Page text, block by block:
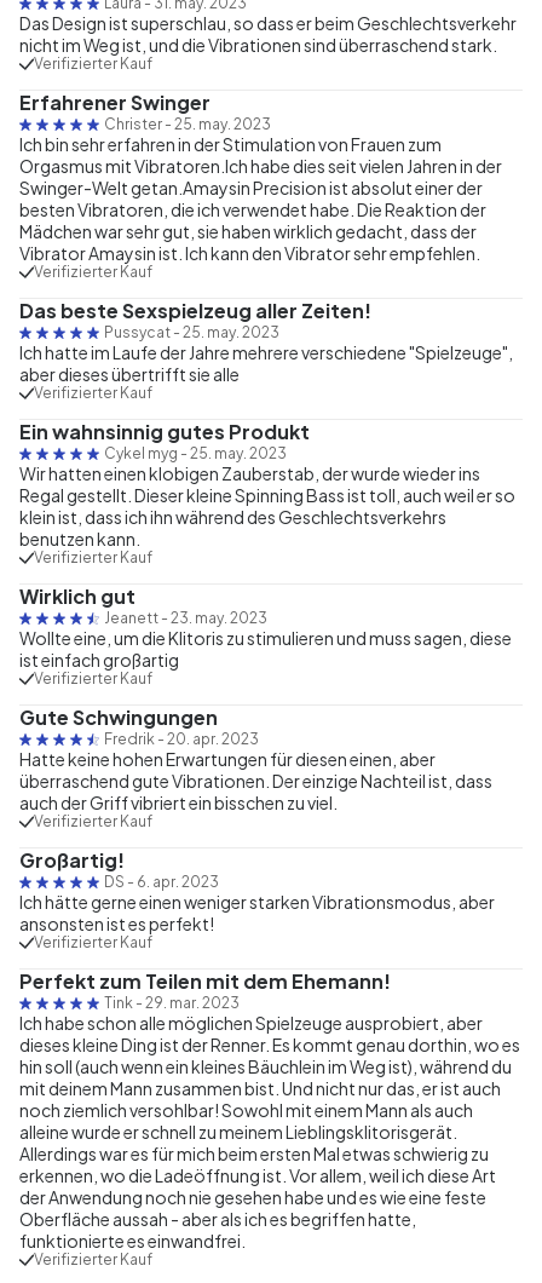
Das Design ist superschlau, so dass er beim Geschlechtsverkehr
nicht im Weg ist, und die Vibrationen sind überraschend stark.
Verifizierter Kauf
Erfahrener Swinger
Christer - 25. may. 2023
Ich bin sehr erfahren in der Stimulation von Frauen zum
Orgasmus mit Vibratoren.Ich habe dies seit vielen Jahren in der
Swinger-Welt getan.Amaysin Precision ist absolut einer der
besten Vibratoren, die ich verwendet habe. Die Reaktion der
Mädchen war sehr gut, sie haben wirklich gedacht, dass der
Vibrator Amaysin ist. Ich kann den Vibrator sehr empfehlen.
Verifizierter Kauf
Das beste Sexspielzeug aller Zeiten!
Pussycat - 25. may. 2023
Ich hatte im Laufe der Jahre mehrere verschiedene "Spielzeuge",
aber dieses übertrifft sie alle
Verifizierter Kauf
Ein wahnsinnig gutes Produkt
Cykel myg - 25. may. 2023
Wir hatten einen klobigen Zauberstab, der wurde wieder ins
Regal gestellt. Dieser kleine Spinning Bass ist toll, auch weil er so
klein ist, dass ich ihn während des Geschlechtsverkehrs
benutzen kann.
Verifizierter Kauf
Wirklich gut
Jeanett - 23. may. 2023
Wollte eine, um die Klitoris zu stimulieren und muss sagen, diese
ist einfach großartig
Verifizierter Kauf
Gute Schwingungen
Fredrik - 20. apr. 2023
Hatte keine hohen Erwartungen für diesen einen, aber
überraschend gute Vibrationen. Der einzige Nachteil ist, dass
auch der Griff vibriert ein bisschen zu viel.
Verifizierter Kauf
Großartig!
DS - 6. apr. 2023
Ich hätte gerne einen weniger starken Vibrationsmodus, aber
ansonsten ist es perfekt!
Verifizierter Kauf
Perfekt zum Teilen mit dem Ehemann!
Tink - 29. mar. 2023
Ich habe schon alle möglichen Spielzeuge ausprobiert, aber
dieses kleine Ding ist der Renner. Es kommt genau dorthin, wo es
hin soll (auch wenn ein kleines Bäuchlein im Weg ist), während du
mit deinem Mann zusammen bist. Und nicht nur das, er ist auch
noch ziemlich versohlbar! Sowohl mit einem Mann als auch
alleine wurde er schnell zu meinem Lieblingsklitorisgerät.
Allerdings war es für mich beim ersten Mal etwas schwierig zu
erkennen, wo die Ladeöffnung ist. Vor allem, weil ich diese Art
der Anwendung noch nie gesehen habe und es wie eine feste
Oberfläche aussah - aber als ich es begriffen hatte,
funktionierte es einwandfrei.
Verifizierter Kauf